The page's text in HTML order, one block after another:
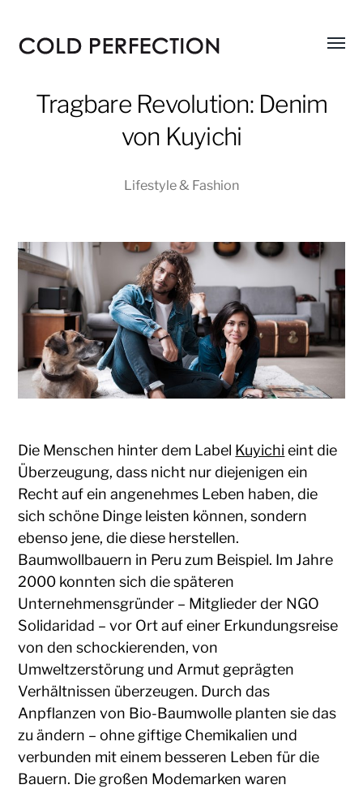
PERFECTION
Menü
Tragbare Revolution: Denim
von Kuyichi
Lifestyle & Fashion
Die Menschen hinter dem Label Kuyichi eint die
Überzeugung, dass nicht nur diejenigen ein
Recht auf ein angenehmes Leben haben, die
sich schöne Dinge leisten können, sondern
ebenso jene, die diese herstellen.
Baumwollbauern in Peru zum Beispiel. Im Jahre
2000 konnten sich die späteren
Unternehmensgründer – Mitglieder der NGO
Solidaridad – vor Ort auf einer Erkundungsreise
von den schockierenden, von
Umweltzerstörung und Armut geprägten
Verhältnissen überzeugen. Durch das
Anpflanzen von Bio-Baumwolle planten sie das
zu ändern – ohne giftige Chemikalien und
verbunden mit einem besseren Leben für die
Bauern. Die großen Modemarken waren